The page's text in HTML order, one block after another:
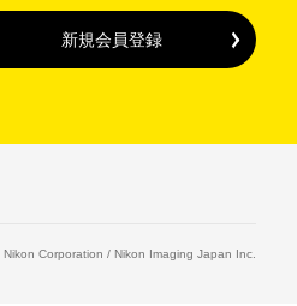
新規会員登録
Nikon Corporation / Nikon Imaging Japan Inc.